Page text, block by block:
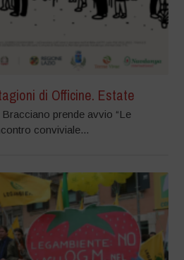
di Officine. Estate
prende avvio “Le
conviviale...